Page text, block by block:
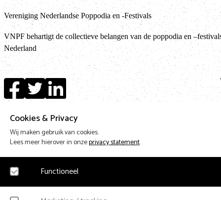
Cookies & Privacy
Wij maken gebruik van cookies.
Lees meer hierover in onzeprivacy statement.
Functioneel
Vereniging Nederlandse Poppodia en -Festivals
VNPF behartigt de collectieve belangen van de poppodia en
Nederland
Design & Code by Eagerly